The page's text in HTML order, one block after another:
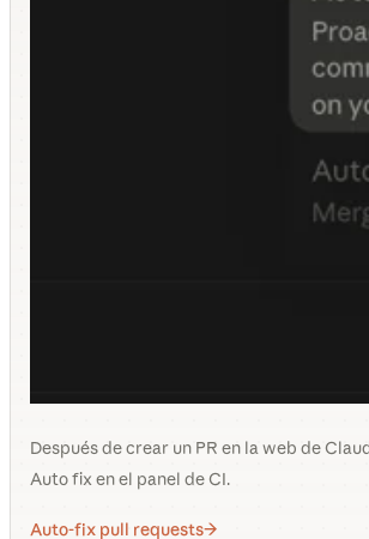
Después de crear un PR en la web de
Auto fix en el panel de CI.
Auto-fix pull requests